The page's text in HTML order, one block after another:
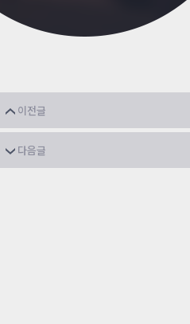
이전글
야밤에 빌딩에서 등산
다음글